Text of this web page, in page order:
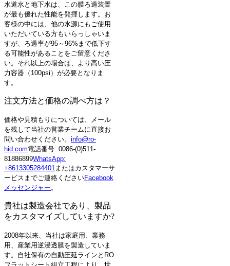
水道水と地下水は、この膜ろ過装置
が最も優れた性能を発揮します。お
客様の中には、他の水源にもご使用
いただいている方もいらっしゃいま
すが、ろ過率が95～96%まで低下す
る可能性があることをご留意くださ
い。それ以上の場合は、より高い圧
力容器（100psi）が必要となりま
す。
注文方法と価格の調べ方は？
価格や見積もりについては、メール
を残して当社の営業チームに直接お
問い合わせください。 info@ro-
hid.com電話番号: 0086-(0)511-
81886899WhatsApp:
+8613305284401またはカスタマーサ
ービスまでご連絡くださいFacebook
メッセンジャー。
貴社は製造会社であり、製品
をカスタマイズしていますか?
2008年以来、当社は家庭用、業務
用、産業用逆浸透膜を製造していま
す。自社保有の自動圧延ラインとRO